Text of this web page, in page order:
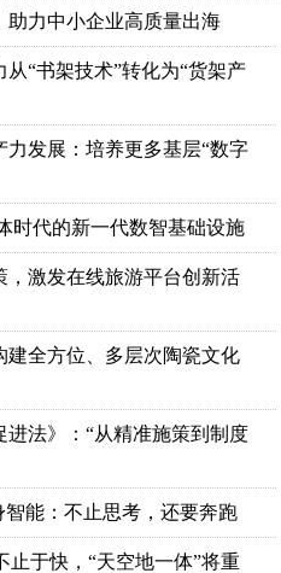
助力中小企业高质量出海
“书架技术”转化为“货架产
发展：培养更多基层“数字
时代的新一代数智基础设施
激发在线旅游平台创新活
全方位、多层次陶瓷文化
法》：“从精准施策到制度
能：不止思考，还要奔跑
止于快，“天空地一体”将重